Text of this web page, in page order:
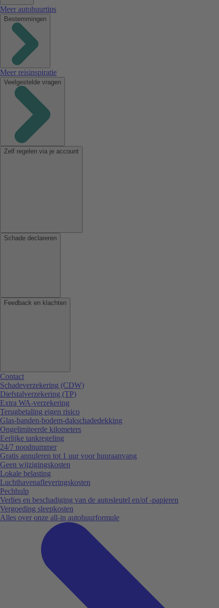
Meer autohuurtips
Bestemmingen
Meer reisinspiratie
Veelgestelde vragen
Zelf regelen via je account
Schade declareren
Feedback en klachten
Contact
Schadeverzekering (CDW)
Diefstalverzekering (TP)
Extra WA-verzekering
Terugbetaling eigen risico
Glas-banden-bodem-dakschadedekking
Ongelimiteerde kilometers
Eerlijke tankregeling
24/7 noodnummer
Gratis annuleren tot 1 uur voor huuraanvang
Geen wijzigingskosten
Lokale belasting
Luchthavenafleveringskosten
Pechhulp
Verlies en beschadiging van de autosleutel en/of -papieren
Vergoeding sleepkosten
Alles over onze all-in autohuurformule